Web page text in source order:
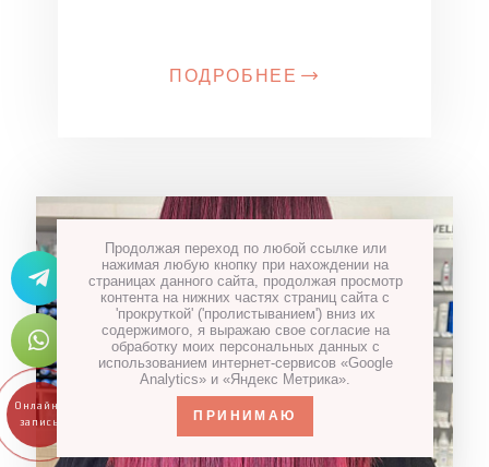
ПОДРОБНЕЕ
Продолжая переход по любой ссылке или
нажимая любую кнопку при нахождении на
страницах данного сайта, продолжая просмотр
контента на нижних частях страниц сайта с
'прокруткой' ('пролистыванием') вниз их
содержимого, я выражаю свое согласие на
обработку моих персональных данных с
использованием интернет-сервисов «Google
Analytics» и «Яндекс Метрика».
ПРИНИМАЮ